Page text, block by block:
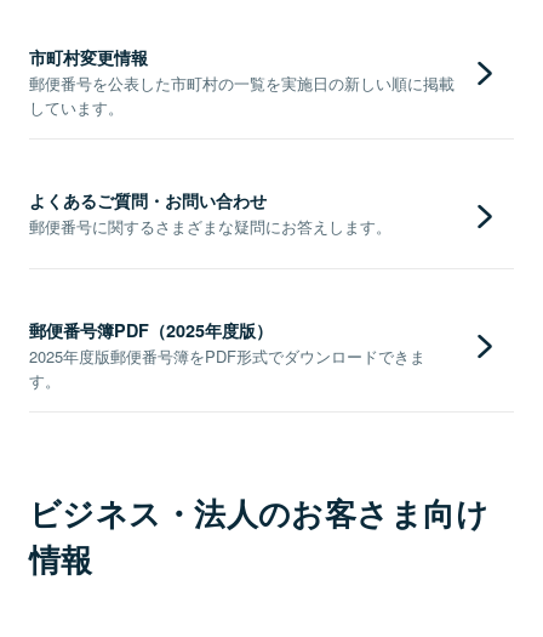
市町村変更情報
郵便番号を公表した市町村の一覧を実施日の新しい順に掲載
しています。
よくあるご質問・お問い合わせ
郵便番号に関するさまざまな疑問にお答えします。
郵便番号簿PDF（2025年度版）
2025年度版郵便番号簿をPDF形式でダウンロードできま
す。
ビジネス・法人のお客さま向け
情報